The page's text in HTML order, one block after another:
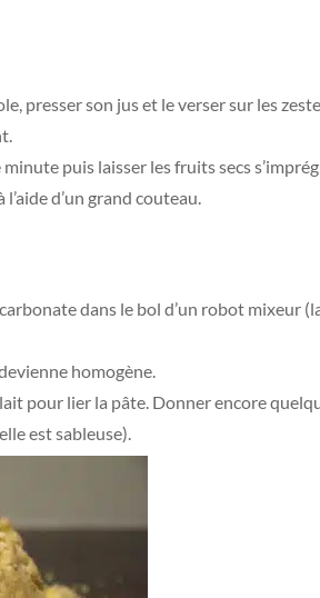
presser son jus et le verser sur les
puis laisser les fruits secs
d’un grand couteau.
dans le bol d’un robot mixeur
homogène.
pour lier la pâte. Donner encore
est sableuse).